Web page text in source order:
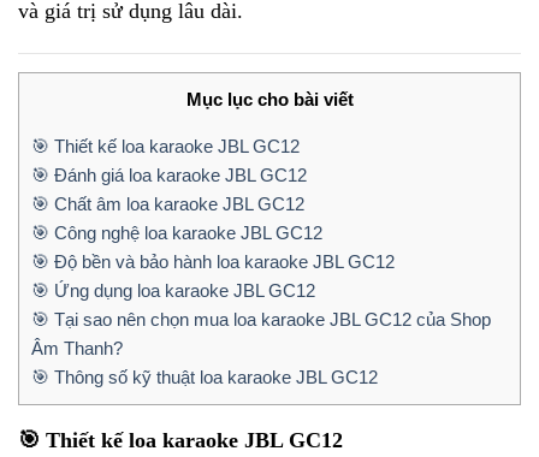
và giá trị sử dụng lâu dài.
Mục lục cho bài viết
🎯 Thiết kế loa karaoke JBL GC12
🎯 Đánh giá loa karaoke JBL GC12
🎯 Chất âm loa karaoke JBL GC12
🎯 Công nghệ loa karaoke JBL GC12
🎯 Độ bền và bảo hành loa karaoke JBL GC12
🎯 Ứng dụng loa karaoke JBL GC12
🎯 Tại sao nên chọn mua loa karaoke JBL GC12 của Shop
Âm Thanh?
🎯 Thông số kỹ thuật loa karaoke JBL GC12
🎯 Thiết kế loa karaoke JBL GC12